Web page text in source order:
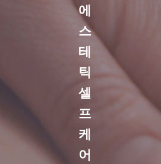
에
스
테
틱
셀
프
케
어